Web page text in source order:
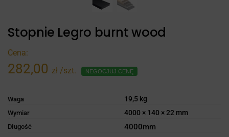
Stopnie Legro burnt wood
Cena:
282,00 zł /szt. NEGOCJUJ CENĘ
Waga 19,5 kg
Wymiar 4000 × 140 × 22 mm
Długość 4000mm